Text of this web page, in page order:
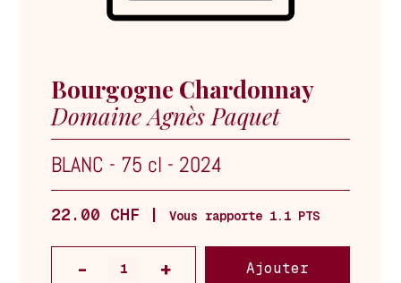
Bourgogne Chardonnay
Domaine Agnès Paquet
BLANC - 75 cl - 2024
22.00 CHF | Vous rapporte 1.1 PTS
Ajouter